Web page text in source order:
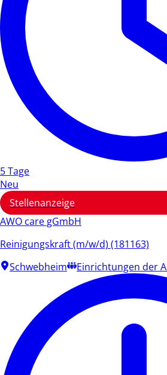
5 Tage
Neu
Stellenanzeige
AWO care gGmbH
Reinigungskraft (m/w/d) (181163)
Schwebheim
Einrichtungen der